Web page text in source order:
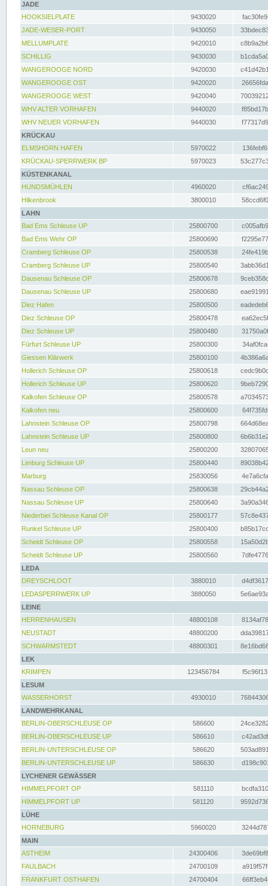
JADE
HOOKSIELPLATE
9430020
JADE-WESER-PORT
9430050
MELLUMPLATE
9420010
SCHILLIG
9430030
WANGEROOGE NORD
9420030
WANGEROOGE OST
9420020
WANGEROOGE WEST
9420040
WHV ALTER VORHAFEN
9440020
WHV NEUER VORHAFEN
9440030
KRÜCKAU
ELMSHORN HAFEN
5970022
KRÜCKAU-SPERRWERK BP
5970023
KÜSTENKANAL
HUNDSMÜHLEN
4960020
Hilkenbrook
3800010
LAHN
Bad Ems Schleuse UP
25800700
Bad Ems Wehr OP
25800690
Cramberg Schleuse OP
25800538
Cramberg Schleuse UP
25800540
Dausenau Schleuse OP
25800678
Dausenau Schleuse UP
25800680
Diez Hafen
25800500
Diez Schleuse OP
25800478
Diez Schleuse UP
25800480
Fürfurt Schleuse UP
25800300
Giessen Klärwerk
25800100
Hollerich Schleuse OP
25800618
Hollerich Schleuse UP
25800620
Kalkofen Schleuse OP
25800578
Kalkofen neu
25800600
Lahnstein Schleuse OP
25800798
Lahnstein Schleuse UP
25800800
Leun neu
25800200
Limburg Schleuse UP
25800440
Marburg
25830056
Nassau Schleuse OP
25800638
Nassau Schleuse UP
25800640
Niederbiel Schleuse Kanal OP
25800177
Runkel Schleuse UP
25800400
Scheidt Schleuse OP
25800558
Scheidt Schleuse UP
25800560
LEDA
DREYSCHLOOT
3880010
LEDASPERRWERK UP
3880050
LEINE
HERRENHAUSEN
48800108
NEUSTADT
48800200
SCHWARMSTEDT
48800301
LEK
KRIMPEN
123456784
LESUM
WASSERHORST
4930010
LANDWEHRKANAL
BERLIN-OBERSCHLEUSE OP
586600
BERLIN-OBERSCHLEUSE UP
586610
BERLIN-UNTERSCHLEUSE OP
586620
BERLIN-UNTERSCHLEUSE UP
586630
LYCHENER GEWÄSSER
HIMMELPFORT OP
581110
HIMMELPFORT UP
581120
LÜHE
HORNEBURG
5960020
MAIN
ASTHEIM
24300406
FAULBACH
24700109
FRANKFURT OSTHAFEN
24700404